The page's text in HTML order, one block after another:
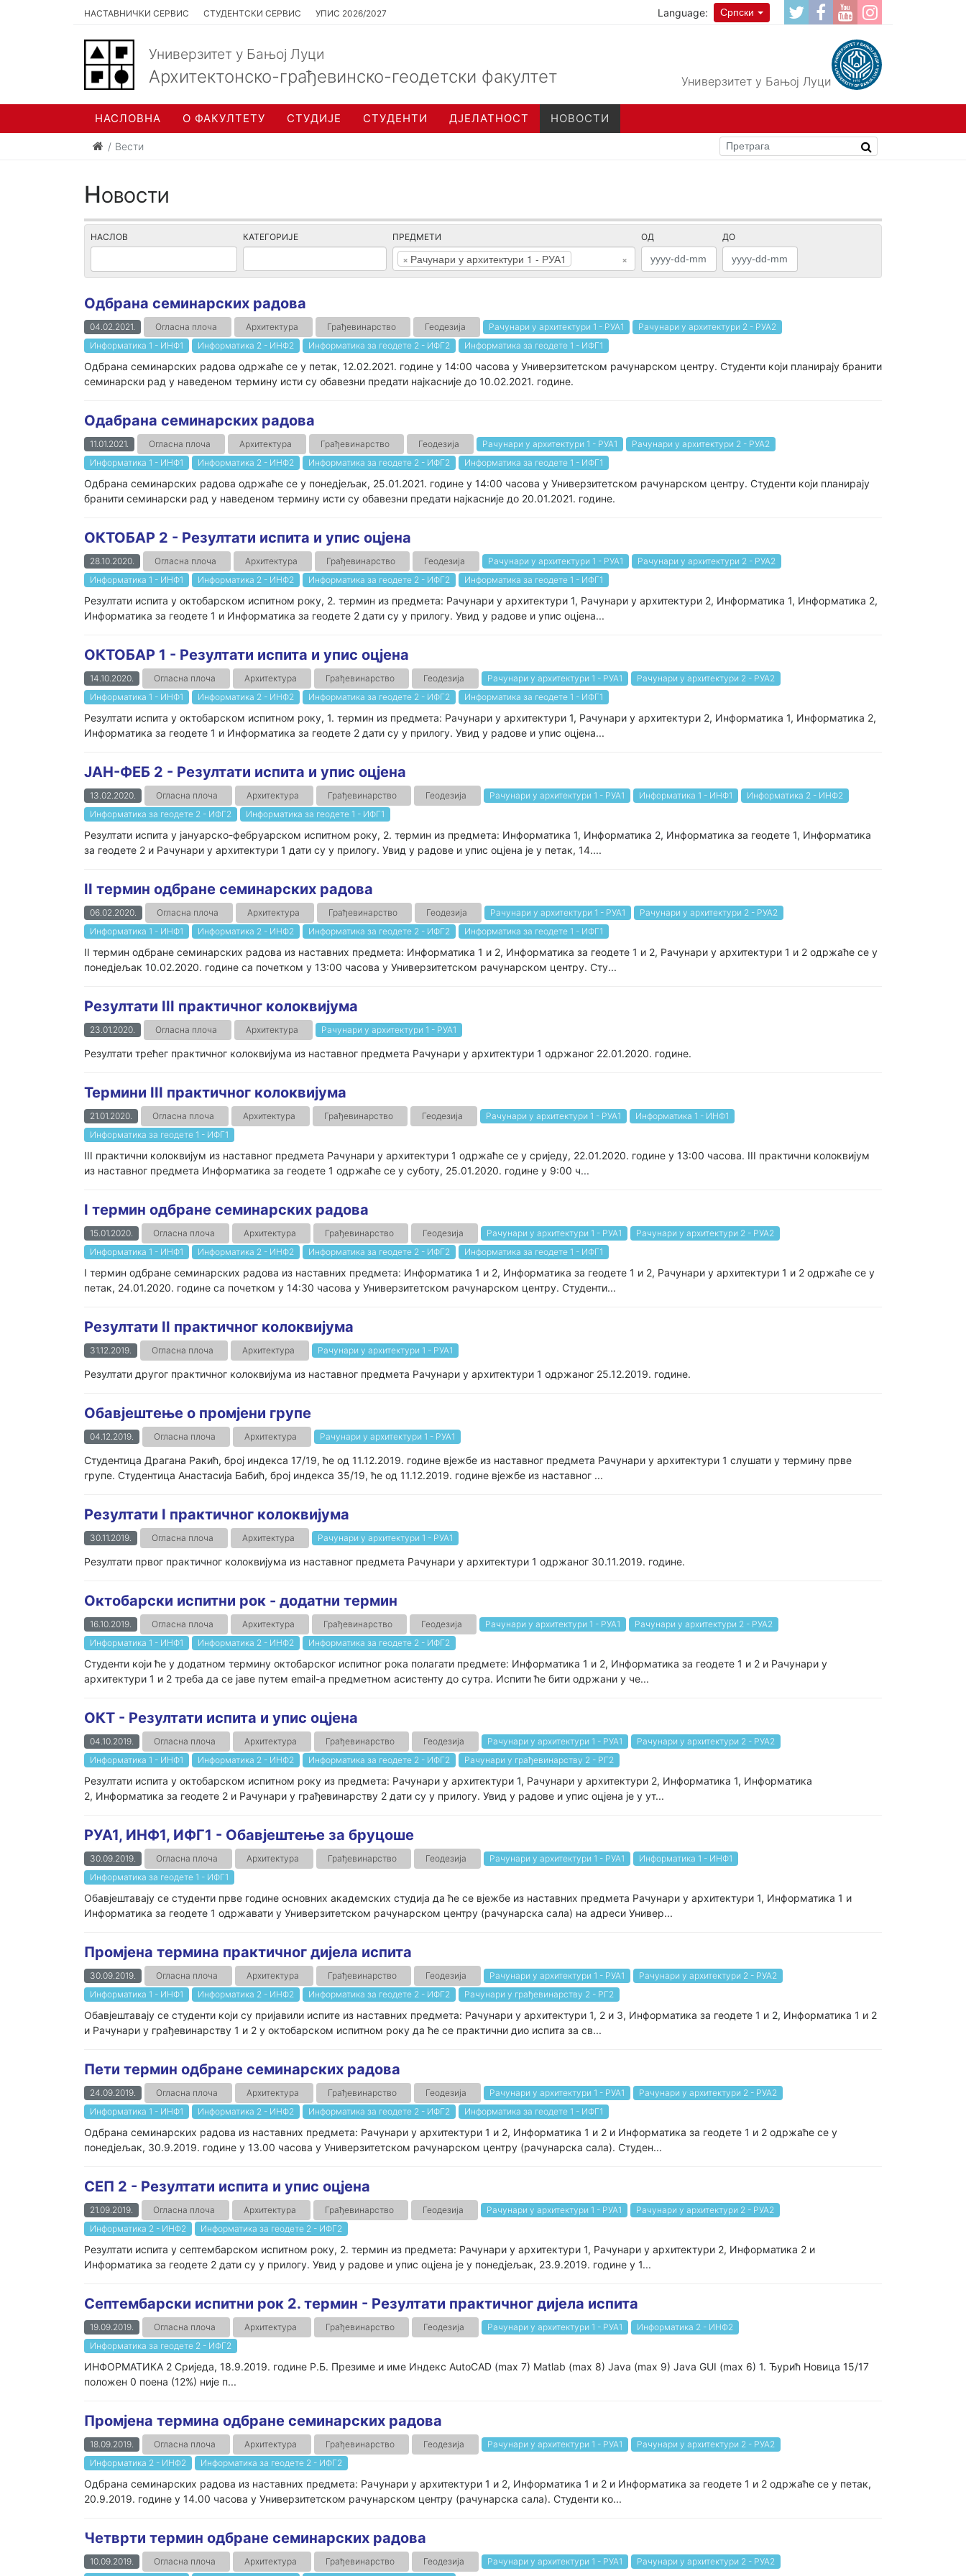
НАСТАВНИЧКИ СЕРВИС СТУДЕНТСКИ СЕРВИС УПИС 2026/2027 Language: Српски
Универзитет у Бањој Луци
Архитектонско-грађевинско-геодетски факултет Универзитет у Бањој Луци
НАСЛОВНА О ФАКУЛТЕТУ СТУДИЈЕ СТУДЕНТИ ДЈЕЛАТНОСТ НОВОСТИ
Вести
Новости
НАСЛОВ КАТЕГОРИЈЕ ПРЕДМЕТИ
×
× Рачунари у архитектури 1 - РУА1
ОД ДО
Одбрана семинарских радова
04.02.2021. Огласна плоча Архитектура Грађевинарство Геодезија Рачунари у архитектури 1 - РУА1
Рачунари у архитектури 2 - РУА2
Информатика 1 - ИНФ1
Информатика 2 - ИНФ2 Информатика за геодете 2 - ИФГ2 Информатика за геодете 1 - ИФГ1
Одбрана семинарских радова одржаће се у петак, 12.02.2021. године у 14:00 часова у Универзитетском рачунарском центру. Студенти који планирају бранити
семинарски рад у наведеном термину исти су обавезни предати најкасније до 10.02.2021. године.
Одабрана семинарских радова
11.01.2021. Огласна плоча Архитектура Грађевинарство Геодезија Рачунари у архитектури 1 - РУА1
Рачунари у архитектури 2 - РУА2
Информатика 1 - ИНФ1
Информатика 2 - ИНФ2 Информатика за геодете 2 - ИФГ2 Информатика за геодете 1 - ИФГ1
Одбрана семинарских радова одржаће се у понедјељак, 25.01.2021. године у 14:00 часова у Универзитетском рачунарском центру. Студенти који планирају
бранити семинарски рад у наведеном термину исти су обавезни предати најкасније до 20.01.2021. године.
ОКТОБАР 2 - Резултати испита и упис оцјена
28.10.2020. Огласна плоча Архитектура Грађевинарство Геодезија Рачунари у архитектури 1 - РУА1
Рачунари у архитектури 2 - РУА2
Информатика 1 - ИНФ1
Информатика 2 - ИНФ2 Информатика за геодете 2 - ИФГ2 Информатика за геодете 1 - ИФГ1
Резултати испита у октобарском испитном року, 2. термин из предмета: Рачунари у архитектури 1, Рачунари у архитектури 2, Информатика 1, Информатика 2,
Информатика за геодете 1 и Информатика за геодете 2 дати су у прилогу. Увид у радове и упис оцјена...
ОКТОБАР 1 - Резултати испита и упис оцјена
14.10.2020. Огласна плоча Архитектура Грађевинарство Геодезија Рачунари у архитектури 1 - РУА1
Рачунари у архитектури 2 - РУА2
Информатика 1 - ИНФ1
Информатика 2 - ИНФ2 Информатика за геодете 2 - ИФГ2 Информатика за геодете 1 - ИФГ1
Резултати испита у октобарском испитном року, 1. термин из предмета: Рачунари у архитектури 1, Рачунари у архитектури 2, Информатика 1, Информатика 2,
Информатика за геодете 1 и Информатика за геодете 2 дати су у прилогу. Увид у радове и упис оцјена...
ЈАН-ФЕБ 2 - Резултати испита и упис оцјена
13.02.2020. Огласна плоча Архитектура Грађевинарство Геодезија Рачунари у архитектури 1 - РУА1 Информатика 1 - ИНФ1
Информатика 2 - ИНФ2
Информатика за геодете 2 - ИФГ2
Информатика за геодете 1 - ИФГ1
Резултати испита у јануарско-фебруарском испитном року, 2. термин из предмета: Информатика 1, Информатика 2, Информатика за геодете 1, Информатика
за геодете 2 и Рачунари у архитектури 1 дати су у прилогу. Увид у радове и упис оцјена је у петак, 14....
II термин одбране семинарских радова
06.02.2020. Огласна плоча Архитектура Грађевинарство Геодезија Рачунари у архитектури 1 - РУА1
Рачунари у архитектури 2 - РУА2
Информатика 1 - ИНФ1
Информатика 2 - ИНФ2 Информатика за геодете 2 - ИФГ2 Информатика за геодете 1 - ИФГ1
II термин одбране семинарских радова из наставних предмета: Информатика 1 и 2, Информатика за геодете 1 и 2, Рачунари у архитектури 1 и 2 одржаће се у
понедјељак 10.02.2020. године са почетком у 13:00 часова у Универзитетском рачунарском центру. Сту...
Резултати III практичног колоквијума
23.01.2020. Огласна плоча Архитектура Рачунари у архитектури 1 - РУА1
Резултати трећег практичног колоквијума из наставног предмета Рачунари у архитектури 1 одржаног 22.01.2020. године.
Термини III практичног колоквијума
21.01.2020. Огласна плоча Архитектура Грађевинарство Геодезија Рачунари у архитектури 1 - РУА1
Информатика 1 - ИНФ1
Информатика за геодете 1 - ИФГ1
III практични колоквијум из наставног предмета Рачунари у архитектури 1 одржаће се у сриједу, 22.01.2020. године у 13:00 часова. III практични колоквијум
из наставног предмета Информатика за геодете 1 одржаће се у суботу, 25.01.2020. године у 9:00 ч...
I термин одбране семинарских радова
15.01.2020. Огласна плоча Архитектура Грађевинарство Геодезија Рачунари у архитектури 1 - РУА1
Рачунари у архитектури 2 - РУА2
Информатика 1 - ИНФ1
Информатика 2 - ИНФ2 Информатика за геодете 2 - ИФГ2 Информатика за геодете 1 - ИФГ1
I термин одбране семинарских радова из наставних предмета: Информатика 1 и 2, Информатика за геодете 1 и 2, Рачунари у архитектури 1 и 2 одржаће се у
петак, 24.01.2020. године са почетком у 14:30 часова у Универзитетском рачунарском центру. Студенти...
Резултати II практичног колоквијума
31.12.2019. Огласна плоча Архитектура Рачунари у архитектури 1 - РУА1
Резултати другог практичног колоквијума из наставног предмета Рачунари у архитектури 1 одржаног 25.12.2019. године.
Обавјештење о промјени групе
04.12.2019. Огласна плоча Архитектура Рачунари у архитектури 1 - РУА1
Студентица Драгана Ракић, број индекса 17/19, ће од 11.12.2019. године вјежбе из наставног предмета Рачунари у архитектури 1 слушати у термину прве
групе. Студентица Анастасија Бабић, број индекса 35/19, ће од 11.12.2019. године вјежбе из наставног ...
Резултати I практичног колоквијума
30.11.2019. Огласна плоча Архитектура Рачунари у архитектури 1 - РУА1
Резултати првог практичног колоквијума из наставног предмета Рачунари у архитектури 1 одржаног 30.11.2019. године.
Октобарски испитни рок - додатни термин
16.10.2019. Огласна плоча Архитектура Грађевинарство Геодезија Рачунари у архитектури 1 - РУА1
Рачунари у архитектури 2 - РУА2
Информатика 1 - ИНФ1
Информатика 2 - ИНФ2 Информатика за геодете 2 - ИФГ2
Студенти који ће у додатном термину октобарског испитног рока полагати предмете: Информатика 1 и 2, Информатика за геодете 1 и 2 и Рачунари у
архитектури 1 и 2 треба да се јаве путем email-а предметном асистенту до сутра. Испити ће бити одржани у че...
ОКТ - Резултати испита и упис оцјена
04.10.2019. Огласна плоча Архитектура Грађевинарство Геодезија Рачунари у архитектури 1 - РУА1
Рачунари у архитектури 2 - РУА2
Информатика 1 - ИНФ1
Информатика 2 - ИНФ2 Информатика за геодете 2 - ИФГ2 Рачунари у грађевинарству 2 - РГ2
Резултати испита у октобарском испитном року из предмета: Рачунари у архитектури 1, Рачунари у архитектури 2, Информатика 1, Информатика
2, Информатика за геодете 2 и Рачунари у грађевинарству 2 дати су у прилогу. Увид у радове и упис оцјена је у ут...
РУА1, ИНФ1, ИФГ1 - Обавјештење за бруцоше
30.09.2019. Огласна плоча Архитектура Грађевинарство Геодезија Рачунари у архитектури 1 - РУА1
Информатика 1 - ИНФ1
Информатика за геодете 1 - ИФГ1
Обавјештавају се студенти прве године основних академских студија да ће се вјежбе из наставних предмета Рачунари у архитектури 1, Информатика 1 и
Информатика за геодете 1 одржавати у Универзитетском рачунарском центру (рачунарска сала) на адреси Универ...
Промјена термина практичног дијела испита
30.09.2019. Огласна плоча Архитектура Грађевинарство Геодезија Рачунари у архитектури 1 - РУА1
Рачунари у архитектури 2 - РУА2
Информатика 1 - ИНФ1
Информатика 2 - ИНФ2 Информатика за геодете 2 - ИФГ2 Рачунари у грађевинарству 2 - РГ2
Обавјештавају се студенти који су пријавили испите из наставних предмета: Рачунари у архитектури 1, 2 и 3, Информатика за геодете 1 и 2, Информатика 1 и 2
и Рачунари у грађевинарству 1 и 2 у октобарском испитном року да ће се практични дио испита за св...
Пети термин одбране семинарских радова
24.09.2019. Огласна плоча Архитектура Грађевинарство Геодезија Рачунари у архитектури 1 - РУА1
Рачунари у архитектури 2 - РУА2
Информатика 1 - ИНФ1
Информатика 2 - ИНФ2 Информатика за геодете 2 - ИФГ2 Информатика за геодете 1 - ИФГ1
Одбрана семинарских радова из наставних предмета: Рачунари у архитектури 1 и 2, Информатика 1 и 2 и Информатика за геодете 1 и 2 одржаће се у
понедјељак, 30.9.2019. године у 13.00 часова у Универзитетском рачунарском центру (рачунарска сала). Студен...
СЕП 2 - Резултати испита и упис оцјена
21.09.2019. Огласна плоча Архитектура Грађевинарство Геодезија Рачунари у архитектури 1 - РУА1
Рачунари у архитектури 2 - РУА2
Информатика 2 - ИНФ2
Информатика за геодете 2 - ИФГ2
Резултати испита у септембарском испитном року, 2. термин из предмета: Рачунари у архитектури 1, Рачунари у архитектури 2, Информатика 2 и
Информатика за геодете 2 дати су у прилогу. Увид у радове и упис оцјена је у понедјељак, 23.9.2019. године у 1...
Септембарски испитни рок 2. термин - Резултати практичног дијела испита
19.09.2019. Огласна плоча Архитектура Грађевинарство Геодезија Рачунари у архитектури 1 - РУА1
Информатика 2 - ИНФ2
Информатика за геодете 2 - ИФГ2
ИНФОРМАТИКА 2 Сриједа, 18.9.2019. године Р.Б. Презиме и име Индекс AutoCAD (max 7) Matlab (max 8) Java (max 9) Java GUI (max 6) 1. Ђурић Новица 15/17
положен 0 поена (12%) није п...
Промјена термина одбране семинарских радова
18.09.2019. Огласна плоча Архитектура Грађевинарство Геодезија Рачунари у архитектури 1 - РУА1
Рачунари у архитектури 2 - РУА2
Информатика 2 - ИНФ2
Информатика за геодете 2 - ИФГ2
Одбрана семинарских радова из наставних предмета: Рачунари у архитектури 1 и 2, Информатика 1 и 2 и Информатика за геодете 1 и 2 одржаће се у петак,
20.9.2019. године у 14.00 часова у Универзитетском рачунарском центру (рачунарска сала). Студенти ко...
Четврти термин одбране семинарских радова
10.09.2019. Огласна плоча Архитектура Грађевинарство Геодезија Рачунари у архитектури 1 - РУА1
Рачунари у архитектури 2 - РУА2